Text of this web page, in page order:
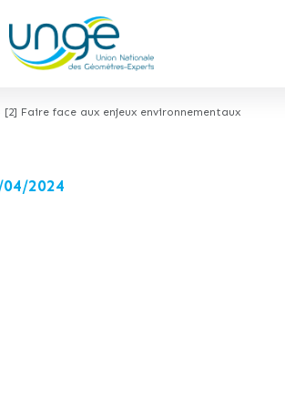
Faire face aux enjeux environnementaux
04/2024